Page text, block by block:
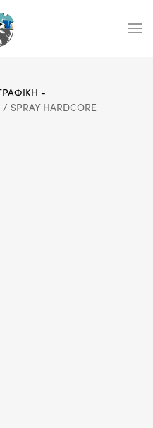
-
/ SPRAY HARDCORE